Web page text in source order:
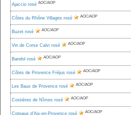
Ajaccio rosé AOC/AOP
Côtes du Rhône Villages rosé AOC/AOP
Buzet rosé AOC/AOP
Vin de Corse Calvi rosé AOC/AOP
Bandol rosé AOC/AOP
Côtes de Provence Fréjus rosé AOC/AOP
Les Baux de Provence rosé AOC/AOP
Costières de Nîmes rosé AOC/AOP
Coteaux d'Aix-en-Provence rosé AOC/AOP